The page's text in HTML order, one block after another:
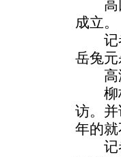
高回
成立。
记者
岳兔元
高没
柳林
访。
年的
记者